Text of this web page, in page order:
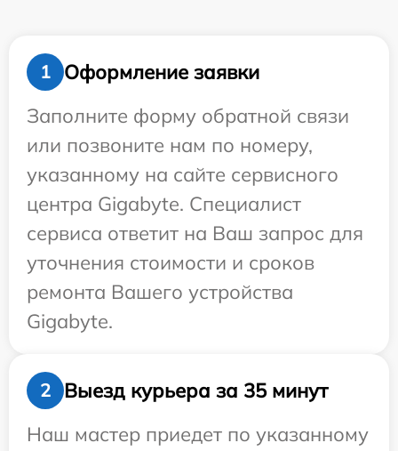
1
Оформление заявки
Заполните форму обратной связи
или позвоните нам по номеру,
указанному на сайте сервисного
центра Gigabyte. Специалист
сервиса ответит на Ваш запрос для
уточнения стоимости и сроков
ремонта Вашего устройства
Gigabyte.
2
Выезд курьера за 35 минут
Наш мастер приедет по указанному